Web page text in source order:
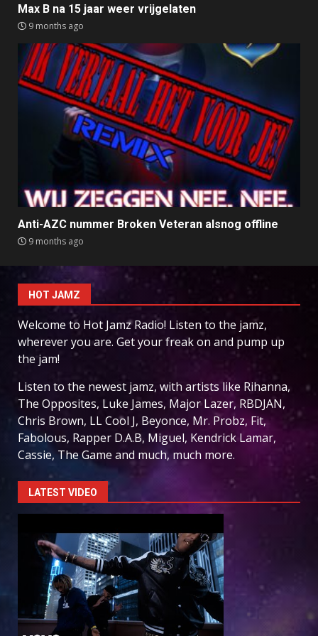
Max B na 15 jaar weer vrijgelaten
9 months ago
Anti-AZC nummer Broken Veteran alsnog offline
9 months ago
HOT JAMZ
Welcome to Hot Jamz Radio! Listen to the jamz,
wherever you are. Get your freak on and pump up
the jam!
Listen to the newest jamz, with artists like Rihanna,
The Opposites, Luke James, Major Lazer, RBDJAN,
Chris Brown, LL Cool J, Beyonce, Mr. Probz, Fit,
Fabolous, Rapper D.A.B, Miguel, Kendrick Lamar,
Cassie, The Game and much, much more.
LATEST VIDEO